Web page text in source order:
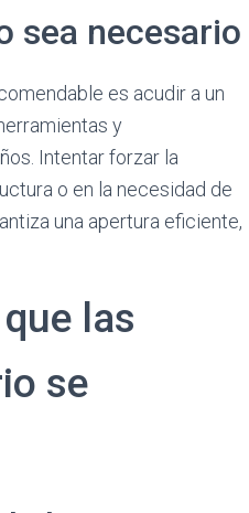
sea necesario
es acudir a un
y
Intentar forzar la
o en la necesidad de
una apertura eficiente,
las
se